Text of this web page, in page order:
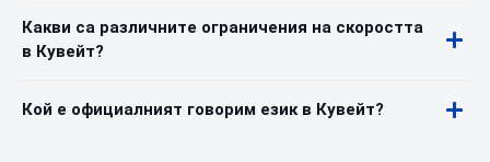
Какви са различните ограничения на скоростта
в Кувейт?
Кой е официалният говорим език в Кувейт?